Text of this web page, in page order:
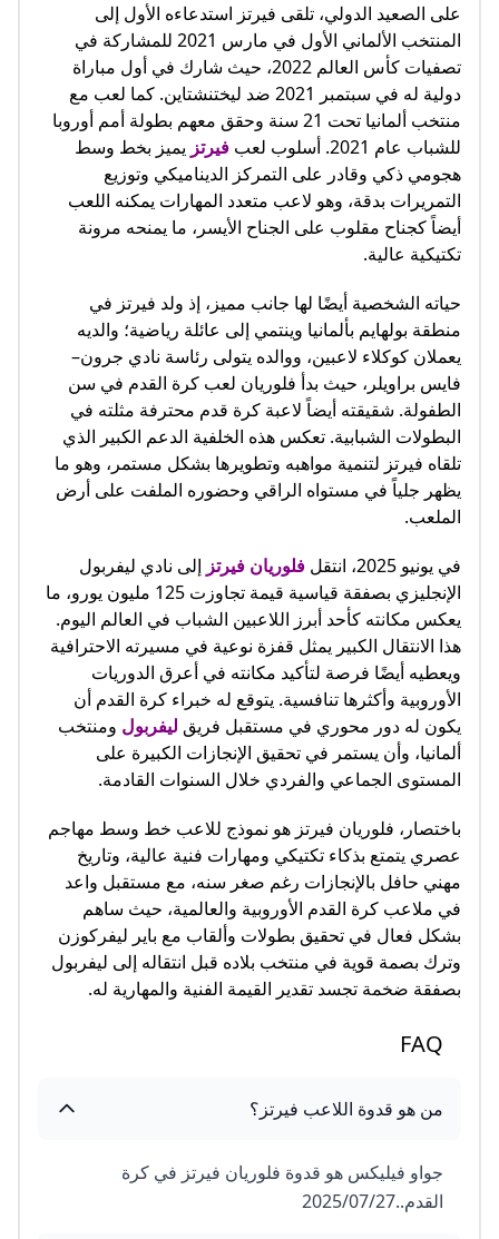
على الصعيد الدولي، تلقى فيرتز استدعاءه الأول إلى
المنتخب الألماني الأول في مارس 2021 للمشاركة في
تصفيات كأس العالم 2022، حيث شارك في أول مباراة
دولية له في سبتمبر 2021 ضد ليختنشتاين. كما لعب مع
منتخب ألمانيا تحت 21 سنة وحقق معهم بطولة أمم أوروبا
للشباب عام 2021. أسلوب لعب
فيرتز يميز بخط وسط
هجومي ذكي وقادر على التمركز الديناميكي وتوزيع
التمريرات بدقة، وهو لاعب متعدد المهارات يمكنه اللعب
أيضاً كجناح مقلوب على الجناح الأيسر، ما يمنحه مرونة
تكتيكية عالية.
حياته الشخصية أيضًا لها جانب مميز، إذ ولد فيرتز في
منطقة بولهايم بألمانيا وينتمي إلى عائلة رياضية؛ والديه
يعملان كوكلاء لاعبين، ووالده يتولى رئاسة نادي جرون–
فايس براويلر، حيث بدأ فلوريان لعب كرة القدم في سن
الطفولة. شقيقته أيضاً لاعبة كرة قدم محترفة مثلته في
البطولات الشبابية. تعكس هذه الخلفية الدعم الكبير الذي
تلقاه فيرتز لتنمية مواهبه وتطويرها بشكل مستمر، وهو ما
يظهر جلياً في مستواه الراقي وحضوره الملفت على أرض
الملعب.
في يونيو 2025، انتقل
فلوريان فيرتز إلى نادي ليفربول
الإنجليزي بصفقة قياسية قيمة تجاوزت 125 مليون يورو، ما
يعكس مكانته كأحد أبرز اللاعبين الشباب في العالم اليوم.
هذا الانتقال الكبير يمثل قفزة نوعية في مسيرته الاحترافية
ويعطيه أيضًا فرصة لتأكيد مكانته في أعرق الدوريات
الأوروبية وأكثرها تنافسية. يتوقع له خبراء كرة القدم أن
يكون له دور محوري في مستقبل فريق ليفربول ومنتخب
ألمانيا، وأن يستمر في تحقيق الإنجازات الكبيرة على
المستوى الجماعي والفردي خلال السنوات القادمة.
باختصار، فلوريان فيرتز هو نموذج للاعب خط وسط مهاجم
عصري يتمتع بذكاء تكتيكي ومهارات فنية عالية، وتاريخ
مهني حافل بالإنجازات رغم صغر سنه، مع مستقبل واعد
في ملاعب كرة القدم الأوروبية والعالمية، حيث ساهم
بشكل فعال في تحقيق بطولات وألقاب مع باير ليفركوزن
وترك بصمة قوية في منتخب بلاده قبل انتقاله إلى ليفربول
بصفقة ضخمة تجسد تقدير القيمة الفنية والمهارية له.
FAQ
من هو قدوة اللاعب فيرتز؟
جواو فيليكس هو قدوة فلوريان فيرتز في كرة
القدم..27‏/07‏/2025